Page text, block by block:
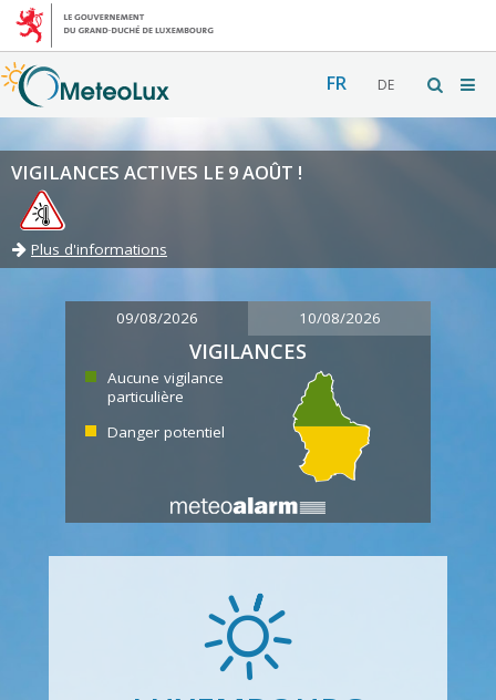
FR DE
VIGILANCES ACTIVES LE 9 AOÛT !
Plus d'informations
09/08/2026 10/08/2026
VIGILANCES
Aucune vigilance
particulière
Danger potentiel